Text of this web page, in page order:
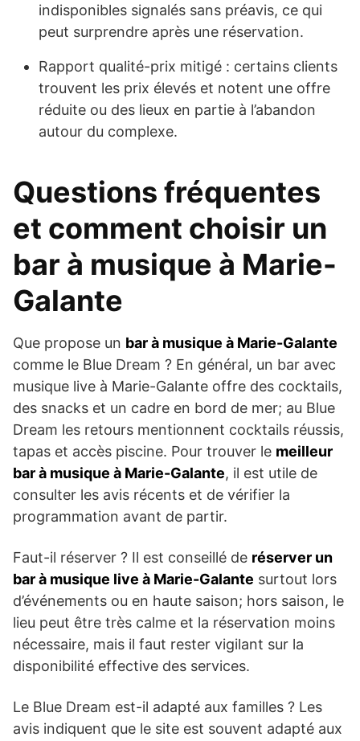
indisponibles signalés sans préavis, ce qui
peut surprendre après une réservation.
Rapport qualité-prix mitigé : certains clients
trouvent les prix élevés et notent une offre
réduite ou des lieux en partie à l’abandon
autour du complexe.
Questions fréquentes
et comment choisir un
bar à musique à Marie-
Galante
Que propose un bar à musique à Marie-Galante
comme le Blue Dream ? En général, un bar avec
musique live à Marie-Galante offre des cocktails,
des snacks et un cadre en bord de mer; au Blue
Dream les retours mentionnent cocktails réussis,
tapas et accès piscine. Pour trouver le meilleur
bar à musique à Marie-Galante, il est utile de
consulter les avis récents et de vérifier la
programmation avant de partir.
Faut-il réserver ? Il est conseillé de réserver un
bar à musique live à Marie-Galante surtout lors
d’événements ou en haute saison; hors saison, le
lieu peut être très calme et la réservation moins
nécessaire, mais il faut rester vigilant sur la
disponibilité effective des services.
Le Blue Dream est-il adapté aux familles ? Les
avis indiquent que le site est souvent adapté aux